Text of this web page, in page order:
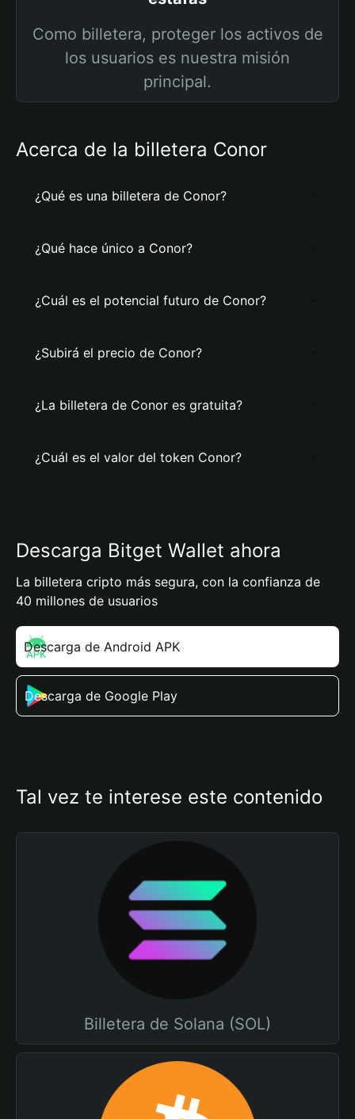
Como billetera, proteger los activos de
los usuarios es nuestra misión
principal.
Acerca de la billetera Conor
¿Qué es una billetera de Conor?
¿Qué hace único a Conor?
¿Cuál es el potencial futuro de Conor?
¿Subirá el precio de Conor?
¿La billetera de Conor es gratuita?
¿Cuál es el valor del token Conor?
Descarga Bitget Wallet ahora
La billetera cripto más segura, con la confianza de
40 millones de usuarios
Descarga de Android APK
Descarga de Google Play
Tal vez te interese este contenido
Billetera de Solana (SOL)